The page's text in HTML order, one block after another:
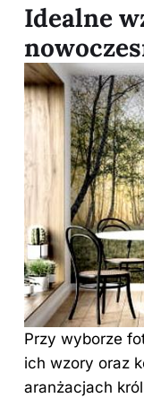
Idealne
Przy wyborze
ich wzory oraz
aranżacjach